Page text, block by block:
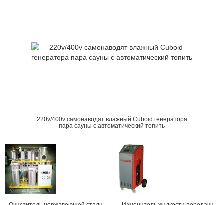
220v/400v самонаводят влажный Cuboid генератора
пара сауны с автоматический топить